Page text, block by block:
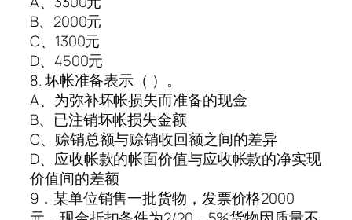
B、2000元
C、1300元
D、4500元
8. 坏帐准备表示（ ）。
A、为弥补坏帐损失而准备的现金
B、已注销坏帐损失金额
C、赊销总额与赊销收回额之间的差异
D、应收帐款的帐面价值与应收帐款的净实现
价值间的差额
9．某单位销售一批货物，发票价格2000